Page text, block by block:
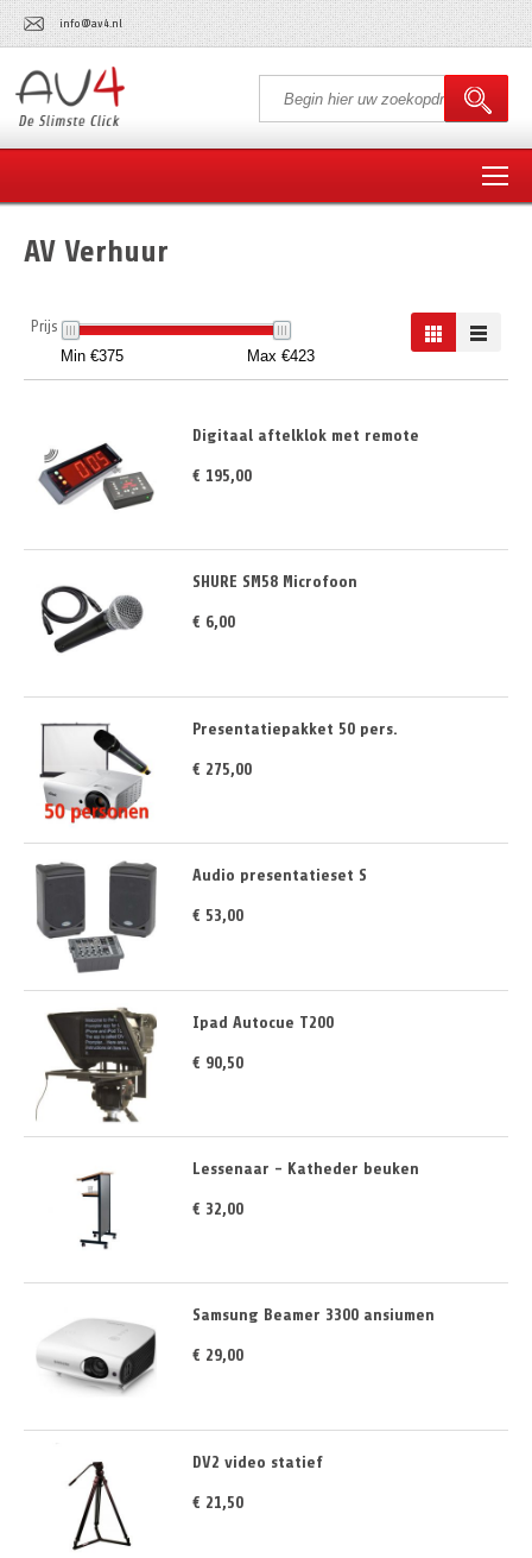
info@av4.nl
AV Verhuur
Prijs
Digitaal aftelklok met remote
€ 195,00
SHURE SM58 Microfoon
€ 6,00
Presentatiepakket 50 pers.
€ 275,00
Audio presentatieset S
€ 53,00
Ipad Autocue T200
€ 90,50
Lessenaar - Katheder beuken
€ 32,00
Samsung Beamer 3300 ansiumen
€ 29,00
DV2 video statief
€ 21,50